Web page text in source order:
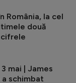
România, la cel
două
cifrele
mai | James
schimbat